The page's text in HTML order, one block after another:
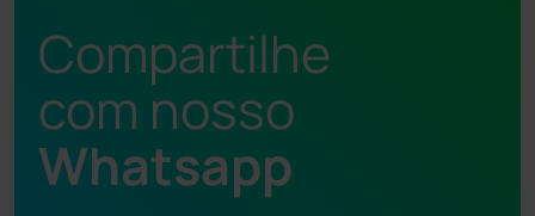
Compartilhe
com nosso
Whatsapp